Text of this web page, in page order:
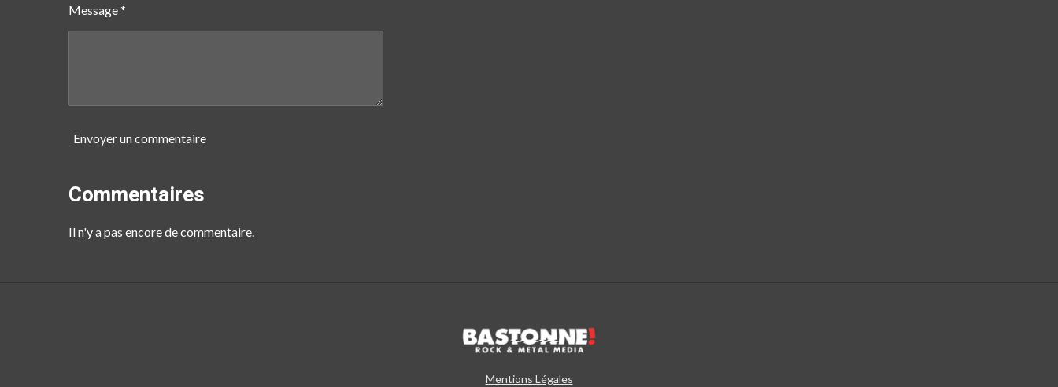
Message *
Envoyer un commentaire
Commentaires
Il n'y a pas encore de commentaire.
Mentions Légales